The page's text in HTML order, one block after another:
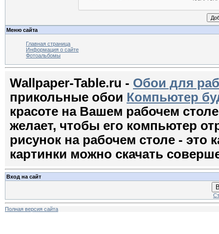
Меню сайта
Главная страница
Информация о сайте
Фотоальбомы
Wallpaper-Table.ru - Обои для
прикольные обои Компьютер
красоте на Вашем рабочем
желает, чтобы его компьютер
рисунок на рабочем столе - это
картинки можно скачать
Вход на сайт
Полная версия сайта